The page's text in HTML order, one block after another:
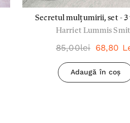
Secretul mulțumirii, set - 3
Harriet Lummis
85,00lei 68,80
Adaugă în coș